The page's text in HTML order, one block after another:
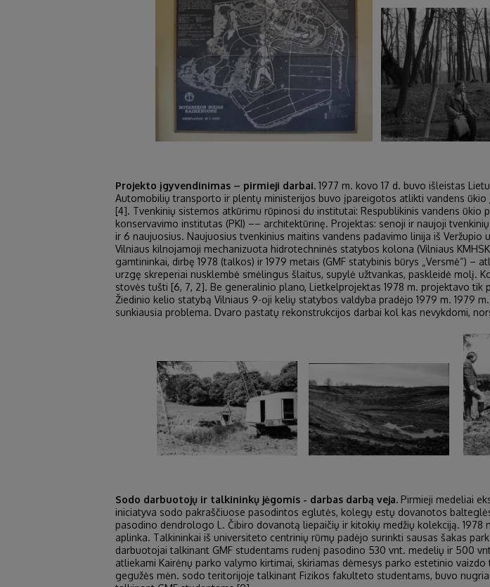
Projekto įgyvendinimas – pirmieji darbai.1977 m. kovo 17 d. buvo išleistas
Automobilių transporto ir plentų ministerijos buvo įpareigotos atlikti vandens
[4]. Tvenkinių sistemos atkūrimu rūpinosi du institutai: Respublikinis vandens
konservavimo institutas (PKI) –– architektūrinę. Projektas: senoji ir naujoji
ir 6 naujuosius. Naujuosius tvenkinius maitins vandens padavimo linija iš
Vilniaus kilnojamoji mechanizuota hidrotechninės statybos kolona (Vilniaus
gamtininkai, dirbę 1978 (talkos) ir 1979 metais (GMF statybinis būrys „Versmė“)
urzgę skreperiai nusklembė smėlingus šlaitus, supylė užtvankas, paskleidė molį.
stovės tušti [6, 7, 2]. Be generalinio plano, Lietkelprojektas 1978 m. projektavo
Žiedinio kelio statybą Vilniaus 9-oji kelių statybos valdyba pradėjo 1979 m. 1979
sunkiausia problema. Dvaro pastatų rekonstrukcijos darbai kol kas nevykdomi,
Sodo darbuotojų ir talkininkų jėgomis - darbas darbą veja.Pirmieji medeliai
iniciatyva sodo pakraščiuose pasodintos eglutės, kolegų estų dovanotos
pasodino dendrologo L. Čibiro dovanotą liepaičių ir kitokių medžių kolekciją.
aplinka. Talkininkai iš universiteto centrinių rūmų padėjo surinkti sausas šakas
darbuotojai talkinant GMF studentams rudenį pasodino 530 vnt. medelių ir 500
atliekami Kairėnų parko valymo kirtimai, skiriamas dėmesys parko estetinio
gegužės mėn. sodo teritorijoje talkinant Fizikos fakulteto studentams, buvo